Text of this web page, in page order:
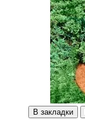
В закладки